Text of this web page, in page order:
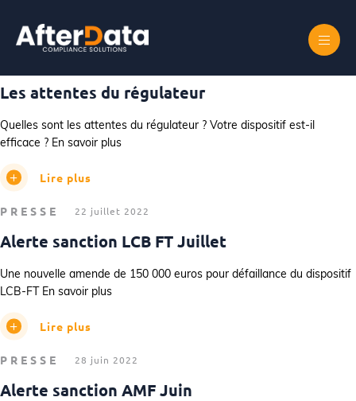
content
Les attentes du régulateur
Quelles sont les attentes du régulateur ? Votre dispositif est-il
efficace ? En savoir plus
Lire plus
PRESSE 22 juillet 2022
Alerte sanction LCB FT Juillet
Une nouvelle amende de 150 000 euros pour défaillance du dispositif
LCB-FT En savoir plus
Lire plus
PRESSE 28 juin 2022
Alerte sanction AMF Juin